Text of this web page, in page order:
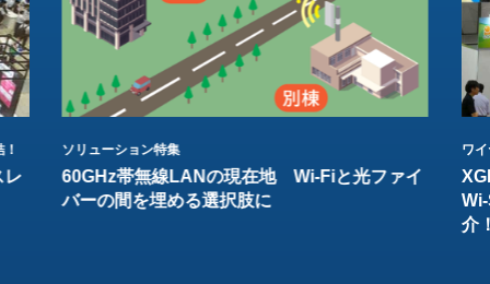
レ
ソリューション特集
60GHz帯無線LANの現在地 Wi-Fiと光ファイ
バーの間を埋める選択肢に
ワ
介